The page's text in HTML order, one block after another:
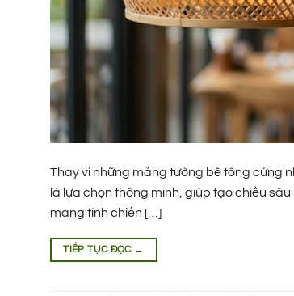
Thay vì những mảng tường bê tông cứng
là lựa chọn thông minh, giúp tạo chiều
mang tính chiến […]
TIẾP TỤC ĐỌC →